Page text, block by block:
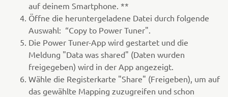
auf deinem Smartphone. **
Öffne die heruntergeladene Datei durch folgende
Auswahl: “Copy to Power Tuner".
Die Power Tuner-App wird gestartet und die
Meldung "Data was shared" (Daten wurden
freigegeben) wird in der App angezeigt.
Wähle die Registerkarte "Share" (Freigeben), um auf
das gewählte Mapping zuzugreifen und schon